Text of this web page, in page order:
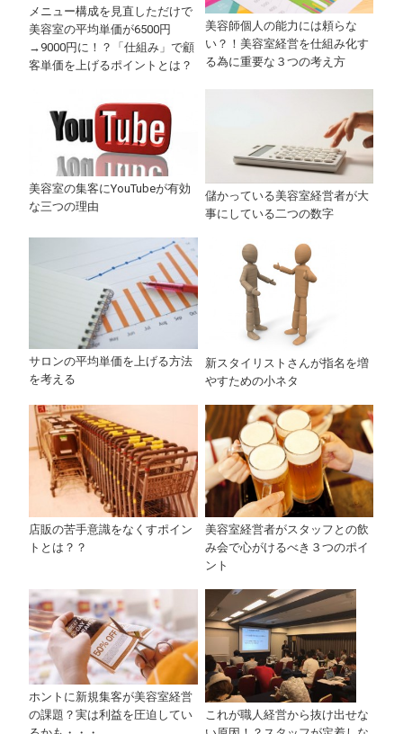
メニュー構成を見直しただけで
美容室の平均単価が6500円
→9000円に！？「仕組み」で顧
客単価を上げるポイントとは？
美容師個人の能力には頼らな
い？！美容室経営を仕組み化す
る為に重要な３つの考え方
美容室の集客にYouTubeが有効
な三つの理由
儲かっている美容室経営者が大
事にしている二つの数字
サロンの平均単価を上げる方法
を考える
新スタイリストさんが指名を増
やすための小ネタ
店販の苦手意識をなくすポイン
トとは？？
美容室経営者がスタッフとの飲
み会で心がけるべき３つのポイ
ント
ホントに新規集客が美容室経営
の課題？実は利益を圧迫してい
これが職人経営から抜け出せな